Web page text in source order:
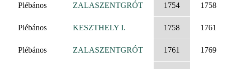
Plébános ZALASZENTGRÓT 1754 1758
Plébános KESZTHELY I. 1758 1761
Plébános ZALASZENTGRÓT 1761 1769